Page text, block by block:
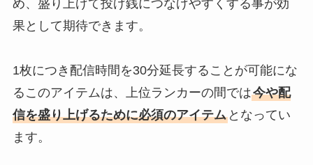
め、盛り上げて投げ銭につなげやすくする事が効
果として期待できます。
1枚につき配信時間を30分延長することが可能にな
るこのアイテムは、上位ランカーの間では今や配
信を盛り上げるために必須のアイテムとなってい
ます。